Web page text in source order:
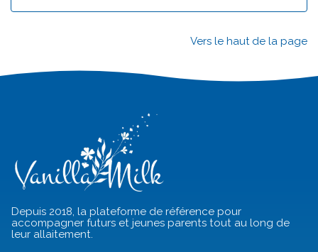
Vers le haut de la page
Depuis 2018, la plateforme de référence pour
accompagner futurs et jeunes parents tout au long de
leur allaitement.